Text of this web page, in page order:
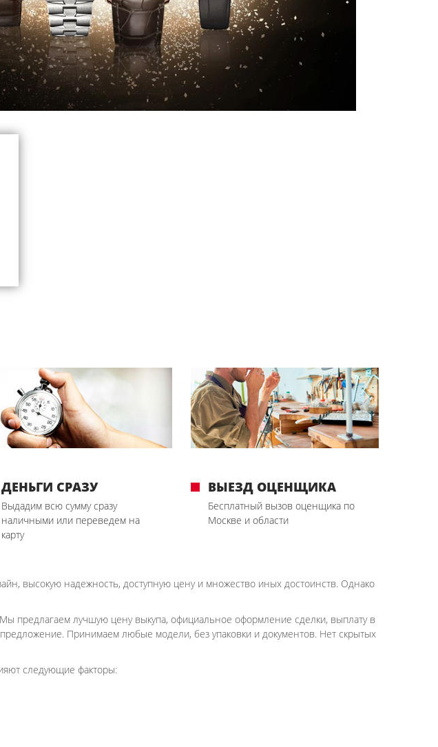
ДЕНЬГИ СРАЗУ
Выдадим всю сумму сразу
наличными или переведем на
карту
ВЫЕЗД ОЦЕНЩИКА
Бесплатный вызов оценщика по
Москве и области
высокую надежность, доступную цену и множество иных достоинств. Однако
предлагаем лучшую цену выкупа, официальное оформление сделки, выплату в
Принимаем любые модели, без упаковки и документов. Нет скрытых
следующие факторы: